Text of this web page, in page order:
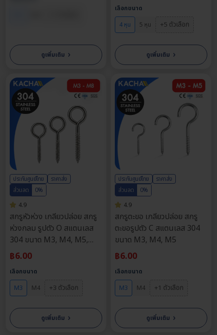
ดูเพิ่มเติม ›
เลือกขนาด
4 หุน
5 หุน +5 ตัวเลือก
ดูเพิ่มเติม ›
ประกันศูนย์ไทย
ราคาส่ง
ส่วนลด
0%
4.9
สกรูหัวห่วง เกลียวปล่อย สกรู
ห่วงกลม รูปตัว O สแตนเลส
304 ขนาด M3, M4, M5,
M7, M8
฿6.00
เลือกขนาด
M3
M4 +3 ตัวเลือก
ดูเพิ่มเติม ›
ประกันศูนย์ไทย
ราคาส่ง
ส่วนลด
0%
4.9
สกรูตะขอ เกลียวปล่อย สกรู
ตะขอรูปตัว C สแตนเลส 304
ขนาด M3, M4, M5
฿6.00
เลือกขนาด
M3
M4 +1 ตัวเลือก
ดูเพิ่มเติม ›